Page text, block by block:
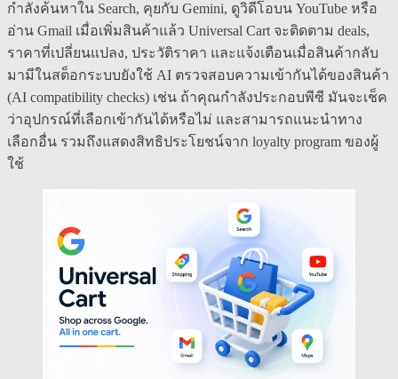
กำลังค้นหาใน Search, คุยกับ Gemini, ดูวิดีโอบน YouTube หรือ
อ่าน Gmail เมื่อเพิ่มสินค้าแล้ว Universal Cart จะติดตาม deals,
ราคาที่เปลี่ยนแปลง, ประวัติราคา และแจ้งเตือนเมื่อสินค้ากลับ
มามีในสต็อกระบบยังใช้ AI ตรวจสอบความเข้ากันได้ของสินค้า
(AI compatibility checks) เช่น ถ้าคุณกำลังประกอบพีซี มันจะเช็ค
ว่าอุปกรณ์ที่เลือกเข้ากันได้หรือไม่ และสามารถแนะนำทาง
เลือกอื่น รวมถึงแสดงสิทธิประโยชน์จาก loyalty program ของผู้
ใช้